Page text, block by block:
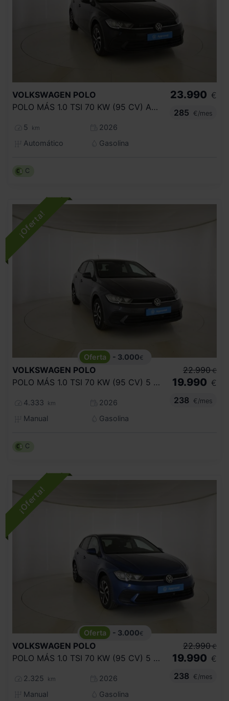
VOLKSWAGEN POLO
POLO MÁS 1.0 TSI 70 KW (95 CV) AUTOMÁTICO DSG 7 VEL.
5 km
2026
Automático
Gasolina
23.990 €
285
€/mes
C
- 3.000€
VOLKSWAGEN POLO
POLO MÁS 1.0 TSI 70 KW (95 CV) 5 VEL.
4.333 km
2026
Manual
Gasolina
22.990 €
19.990 €
238
€/mes
C
- 3.000€
VOLKSWAGEN POLO
POLO MÁS 1.0 TSI 70 KW (95 CV) 5 VEL.
2.325 km
2026
Manual
Gasolina
22.990 €
19.990 €
238
€/mes